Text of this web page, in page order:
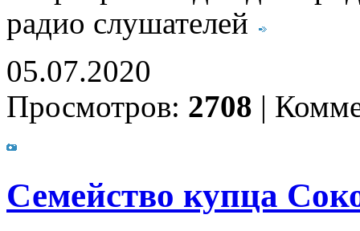
радио слушателей
05.07.2020
Просмотров: 2708 |
Семейство купца